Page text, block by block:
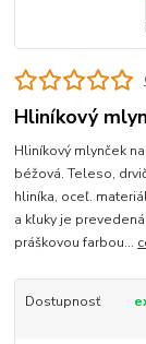
Hliníkový
Hliníkový mlynček
béžová. Teleso,
hliníka, oceľ.
a kľuky je
práškovou farbou...
Dostupnosť